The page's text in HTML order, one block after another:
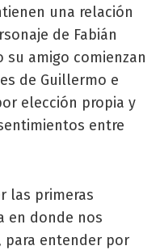
una relación
de Fabián
su amigo comienzan
de Guillermo e
elección propia y
entre
las primeras
en donde nos
para entender por